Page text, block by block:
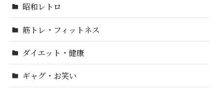
昭和レトロ
筋トレ・フィットネス
ダイエット・健康
ギャグ・お笑い